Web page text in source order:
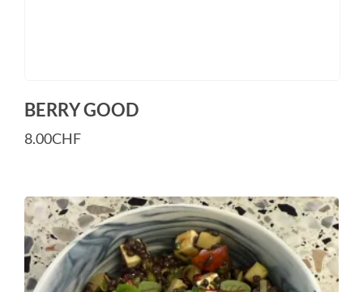
BERRY GOOD
8.00CHF